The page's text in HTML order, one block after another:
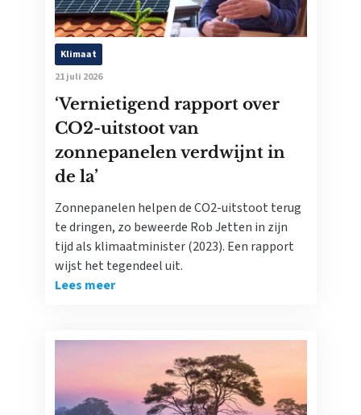
Klimaat
21 juli 2026
‘Vernietigend rapport over
CO2-uitstoot van
zonnepanelen verdwijnt in
de la’
Zonnepanelen helpen de CO2-uitstoot terug
te dringen, zo beweerde Rob Jetten in zijn
tijd als klimaatminister (2023). Een rapport
wijst het tegendeel uit.
Lees meer